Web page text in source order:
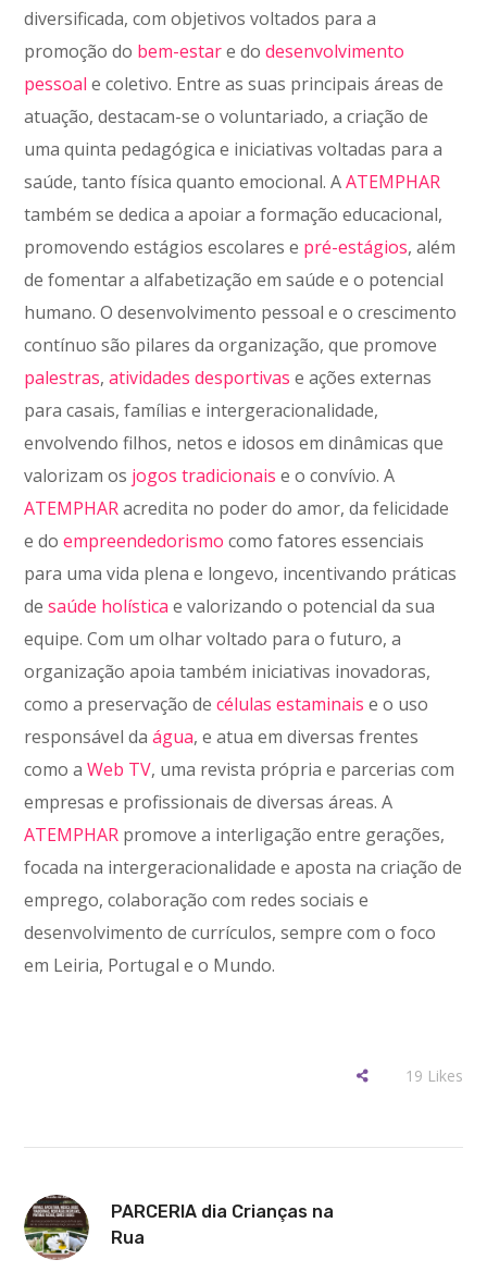
diversificada, com objetivos voltados para a
promoção do bem-estare dodesenvolvimento
pessoal e coletivo. Entre as suas principais áreas de
atuação, destacam-se o voluntariado, a criação de
uma quinta pedagógica e iniciativas voltadas para a
saúde, tanto física quanto emocional. AATEMPHAR
também se dedica a apoiar a formação educacional,
promovendo estágios escolares e pré-estágios, além
de fomentar a alfabetização em saúde e o potencial
humano. O desenvolvimento pessoal e o crescimento
contínuo são pilares da organização, que promove
palestras,atividades desportivas e ações externas
para casais, famílias e intergeracionalidade,
envolvendo filhos, netos e idosos em dinâmicas que
valorizam os jogos tradicionais e o convívio. A
ATEMPHARacredita no poder do amor, da felicidade
e doempreendedorismo como fatores essenciais
para uma vida plena e longevo, incentivando práticas
desaúde holística e valorizando o potencial da sua
equipe. Com um olhar voltado para o futuro, a
organização apoia também iniciativas inovadoras,
como a preservação decélulas estaminais e o uso
responsável daágua, e atua em diversas frentes
como aWeb TV, uma revista própria e parcerias com
empresas e profissionais de diversas áreas. A
ATEMPHAR promove a interligação entre gerações,
focada na intergeracionalidade e aposta na criação de
emprego, colaboração com redes sociais e
desenvolvimento de currículos, sempre com o foco
em Leiria, Portugal e o Mundo.
19 Likes
PARCERIA dia Crianças na
Rua